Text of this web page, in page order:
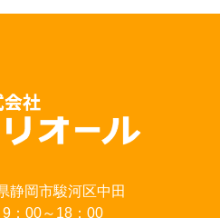
静岡市駿河区中田
：00～18：00